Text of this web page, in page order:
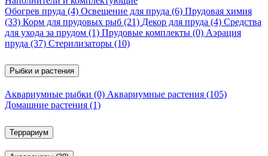
Обогрев пруда (4) Освещение для пруда (6) Прудовая химия
(33) Корм для прудовых рыб (21) Декор для пруда (4) Средства
для ухода за прудом (1) Прудовые комплекты (0) Аэрация
пруда (37) Стерилизаторы (10)
Рыбки и растения
Аквариумные рыбки (0) Аквариумные растения (105)
Домашние растения (1)
Террариум